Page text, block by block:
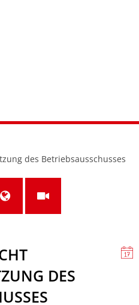
des Betriebsausschusses
DES